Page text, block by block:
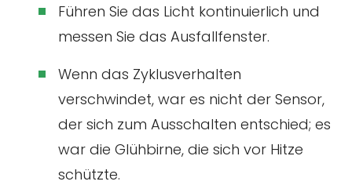
Führen Sie das Licht kontinuierlich und
messen Sie das Ausfallfenster.
Wenn das Zyklusverhalten
verschwindet, war es nicht der Sensor,
der sich zum Ausschalten entschied; es
war die Glühbirne, die sich vor Hitze
schützte.